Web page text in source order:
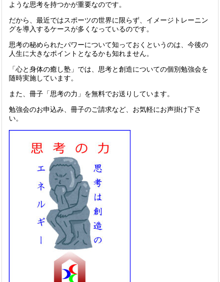
ような思考を持つかが重要なのです。
だから、最近ではスポーツの世界に限らず、イメージトレーニン
グを導入するケースが多くなっているのです。
思考の秘められたパワーについて知っておくというのは、今後の
人生に大きなポイントとなるかも知れません。
「心と身体の癒し塾」では、思考と創造についての個別勉強会を
随時実施しています。
また、冊子「思考の力」を無料でお送りしています。
勉強会のお申込み、冊子のご請求など、お気軽にお声掛け下さ
い。